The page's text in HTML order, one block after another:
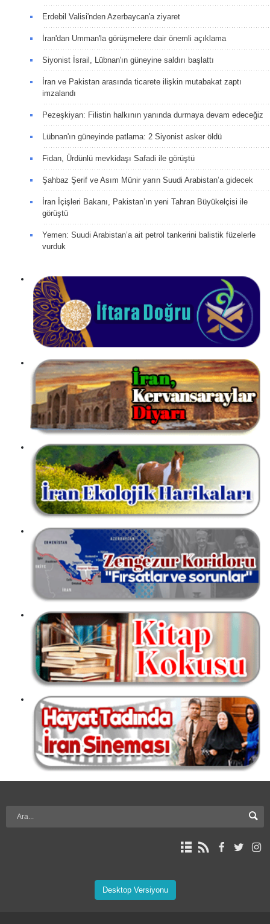
Erdebil Valisi'nden Azerbaycan'a ziyaret
İran'dan Umman'la görüşmelere dair önemli açıklama
Siyonist İsrail, Lübnan'ın güneyine saldırı başlattı
İran ve Pakistan arasında ticarete ilişkin mutabakat zaptı
imzalandı
Pezeşkiyan: Filistin halkının yanında durmaya devam edeceğiz
Lübnan'ın güneyinde patlama: 2 Siyonist asker öldü
Fidan, Ürdünlü mevkidaşı Safadi ile görüştü
Şahbaz Şerif ve Asım Münir yarın Suudi Arabistan’a gidecek
İran İçişleri Bakanı, Pakistan’ın yeni Tahran Büyükelçisi ile
görüştü
Yemen: Suudi Arabistan’a ait petrol tankerini balistik füzelerle
vurduk
Desktop Versiyonu